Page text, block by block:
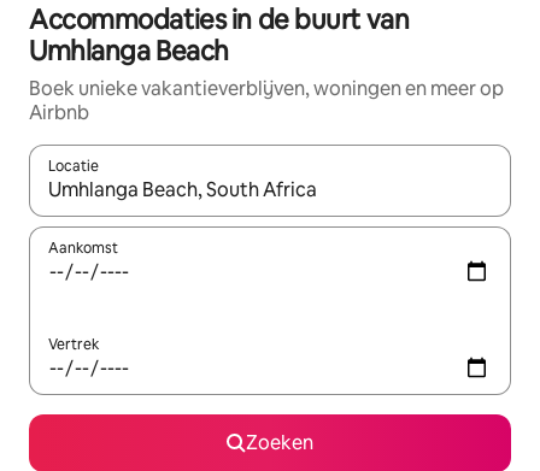
Accommodaties in de buurt van
Umhlanga Beach
Boek unieke vakantieverblijven, woningen en meer op
Airbnb
Locatie
Wanneer er resultaten beschikbaar zijn, maak je een keuze
Aankomst
Vertrek
Zoeken